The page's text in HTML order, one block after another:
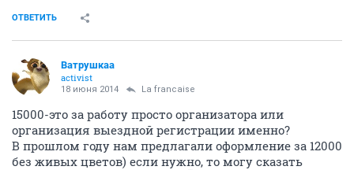
ОТВЕТИТЬ
Ватрушкаа
activist
18 июня 2014 La francaise
15000-это за работу просто организатора или
организация выездной регистрации именно?
В прошлом году нам предлагали оформление за 12000
без живых цветов) если нужно, то могу сказать